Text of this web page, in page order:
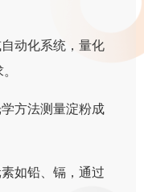
动化系统，量化
方法测量淀粉成
如铅、镉，通过